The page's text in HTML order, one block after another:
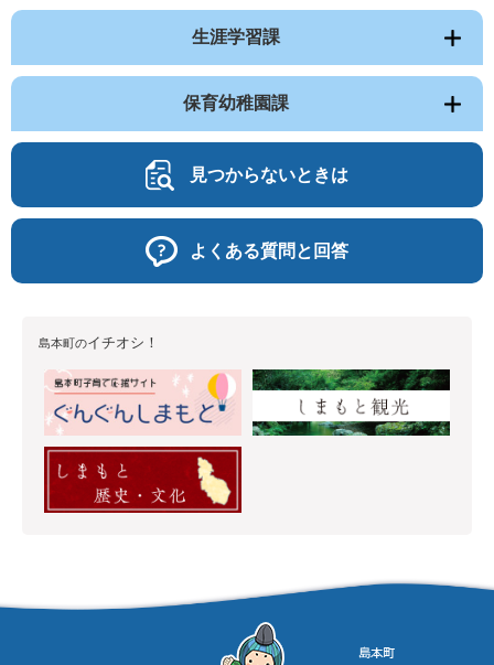
生涯学習課
保育幼稚園課
見つからないときは
よくある質問と回答
島本町のイチオシ！